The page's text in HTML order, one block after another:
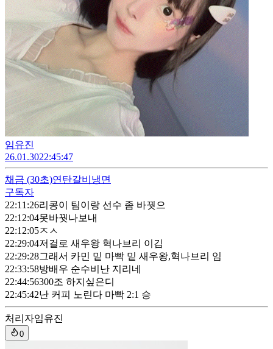
임유진
26.01.3022:45:47
채금 (30초)연탄갈비냉면
구독자
22:11:26리콩이 팀이랑 선수 좀 바꿧으
22:12:04못바꿧나보내
22:12:05ㅈㅅ
22:29:04저걸로 새우왕 혁나브리 이김
22:29:28그래서 카민 밑 마빡 밑 새우왕,혁나브리 임
22:33:58방배우 순수비난 지리네
22:44:56300조 하지싶은디
22:45:42난 커피 노린다 마빡 2:1 승
처리자임유진
0